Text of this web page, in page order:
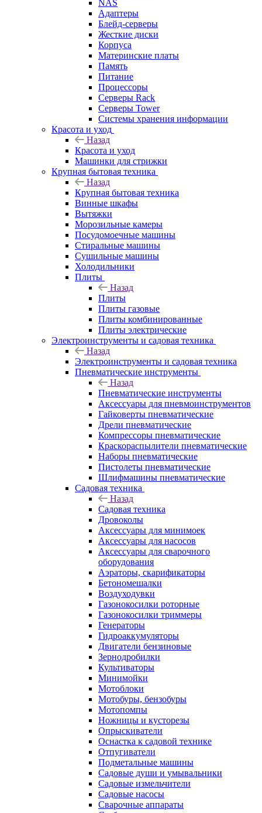
NAS
Адаптеры
Блейд-серверы
Жесткие диски
Корпуса
Материнские платы
Память
Питание
Процессоры
Серверы Rack
Серверы Tower
Системы хранения информации
Красота и уход
Назад
Красота и уход
Машинки для стрижки
Крупная бытовая техника
Назад
Крупная бытовая техника
Винные шкафы
Вытяжки
Морозильные камеры
Посудомоечные машины
Стиральные машины
Сушильные машины
Холодильники
Плиты
Назад
Плиты
Плиты газовые
Плиты комбинированные
Плиты электрические
Электроинструменты и садовая техника
Назад
Электроинструменты и садовая техника
Пневматические инструменты
Назад
Пневматические инструменты
Аксессуары для пневмоинструментов
Гайковерты пневматические
Дрели пневматические
Компрессоры пневматические
Краскораспылители пневматические
Наборы пневматические
Пистолеты пневматические
Шлифмашины пневматические
Садовая техника
Назад
Садовая техника
Дровоколы
Аксессуары для минимоек
Аксессуары для насосов
Аксессуары для сварочного
оборудования
Аэраторы, скарификаторы
Бетономешалки
Воздуходувки
Газонокосилки роторные
Газонокосилки триммеры
Генераторы
Гидроаккумуляторы
Двигатели бензиновые
Зернодробилки
Культиваторы
Минимойки
Мотоблоки
Мотобуры, бензобуры
Мотопомпы
Ножницы и кусторезы
Опрыскиватели
Оснастка к садовой технике
Отпугиватели
Подметальные машины
Садовые души и умывальники
Садовые измельчители
Садовые насосы
Сварочные аппараты